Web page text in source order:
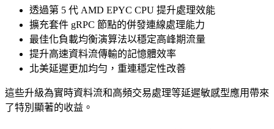
透過第 5 代 AMD EPYC CPU 提升處理效能
擴充套件 gRPC 節點的併發連線處理能力
最佳化負載均衡演算法以穩定高峰期流量
提升高速資料流傳輸的記憶體效率
北美延遲更加均勻，重連穩定性改善
這些升級為實時資料流和高頻交易處理等延遲敏感型應用帶來
了特別顯著的收益。